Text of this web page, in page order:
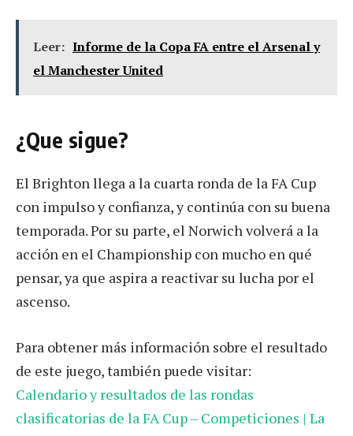
Leer: Informe de la Copa FA entre el Arsenal y
el Manchester United
¿Que sigue?
El Brighton llega a la cuarta ronda de la FA Cup
con impulso y confianza, y continúa con su buena
temporada. Por su parte, el Norwich volverá a la
acción en el Championship con mucho en qué
pensar, ya que aspira a reactivar su lucha por el
ascenso.
Para obtener más información sobre el resultado
de este juego, también puede visitar:
Calendario y resultados de las rondas
clasificatorias de la FA Cup – Competiciones | La